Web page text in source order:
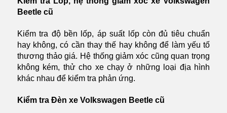
Beetle cũ
Kiểm tra độ bền lốp, áp suất lốp còn đủ tiêu chuẩn
hay không, có cần thay thế hay không để làm yếu tố
thương thảo giá. Hệ thống giảm xóc cũng quan trọng
không kém, thử cho xe chạy ở những loại địa hình
khác nhau để kiểm tra phản ứng.
Kiểm tra Đèn xe Volkswagen Beetle cũ